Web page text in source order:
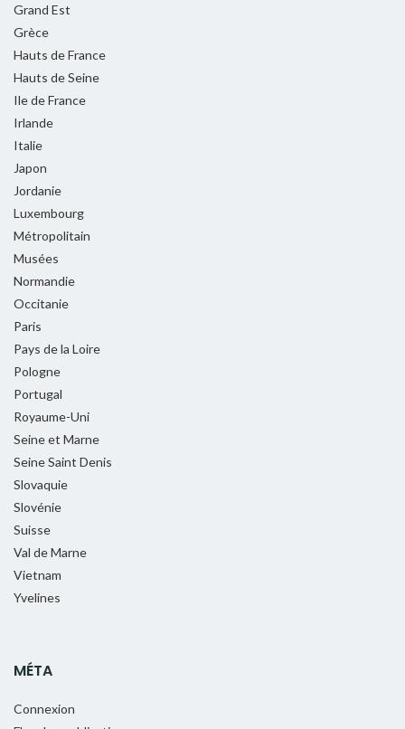
Grand Est
Grèce
Hauts de France
Hauts de Seine
Ile de France
Irlande
Italie
Japon
Jordanie
Luxembourg
Métropolitain
Musées
Normandie
Occitanie
Paris
Pays de la Loire
Pologne
Portugal
Royaume-Uni
Seine et Marne
Seine Saint Denis
Slovaquie
Slovénie
Suisse
Val de Marne
Vietnam
Yvelines
MÉTA
Connexion